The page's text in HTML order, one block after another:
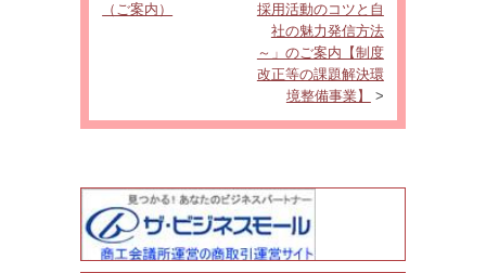
（ご案内）
採用活動のコツと自
社の魅力発信方法
～」のご案内【制度
改正等の課題解決環
境整備事業】
>